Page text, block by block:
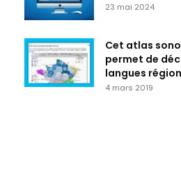
23 mai 2024
Cet atlas
permet de
langues
4 mars 2019